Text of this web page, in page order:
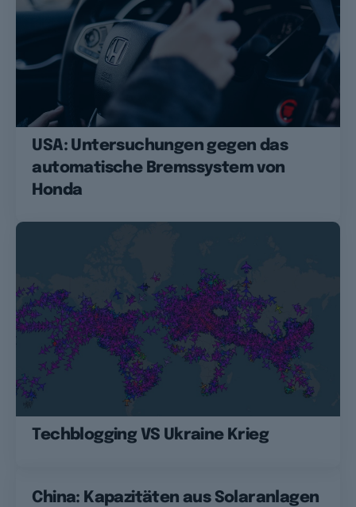
USA: Untersuchungen gegen das
automatische Bremssystem von
Honda
Techblogging VS Ukraine Krieg
China: Kapazitäten aus Solaranlagen